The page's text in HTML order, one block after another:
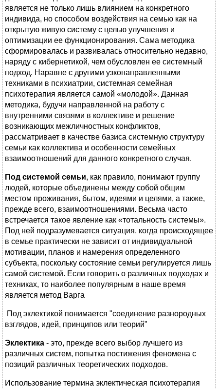
является не только лишь влиянием на конкретного
индивида, но способом воздействия на семью как на
открытую живую систему с целью улучшения и
оптимизации ее функционирования. Сама методика
сформировалась и развивалась относительно недавно,
наряду с кибернетикой, чем обусловлен ее системный
подход. Наравне с другими узконаправленными
техниками в психиатрии, системная семейная
психотерапия является самой «молодой». Данная
методика, будучи направленной на работу с
внутренними связями в коллективе и решение
возникающих межличностных конфликтов,
рассматривает в качестве базиса системную структуру
семьи как коллектива и особенности семейных
взаимоотношений для данного конкретного случая.
Под системой семьи, как правило, понимают группу
людей, которые объединены между собой общим
местом проживания, бытом, идеями и целями, а также,
прежде всего, взаимоотношениями. Весьма часто
встречается такое явление как «тотальность системы».
Под ней подразумевается ситуация, когда происходящее
в семье практически не зависит от индивидуальной
мотивации, планов и намерения определенного
субъекта, поскольку состояние семьи регулируется лишь
самой системой. Если говорить о различных подходах и
техниках, то наиболее популярным в наше время
является метод Варга
Под эклектикой понимается "соединение разнородных
взглядов, идей, принципов или теорий"
Эклектика - это, прежде всего выбор лучшего из
различных систем, попытка постижения феномена с
позиций различных теоретических подходов.
Использование термина эклектическая психотерапия